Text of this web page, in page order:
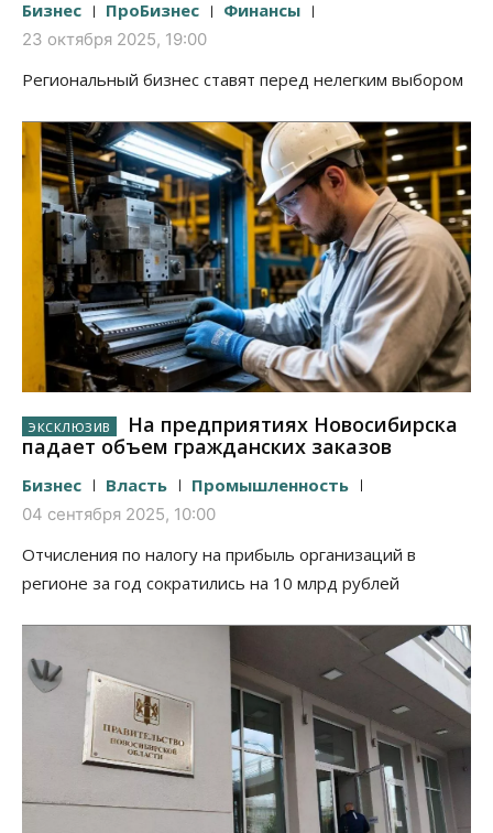
Бизнес ПроБизнес Финансы
23 октября 2025, 19:00
Региональный бизнес ставят перед нелегким выбором
На предприятиях Новосибирска
падает объем гражданских заказов
Бизнес Власть Промышленность
04 сентября 2025, 10:00
Отчисления по налогу на прибыль организаций в
регионе за год сократились на 10 млрд рублей